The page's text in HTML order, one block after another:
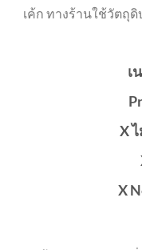
เค้ก ทางร้านใช้วัตถุดิ
เ
X
X